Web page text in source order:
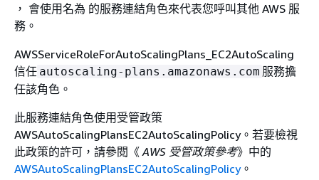
， 會使用名為 的服務連結角色來代表您呼叫其他 AWS 服
務。
AWSServiceRoleForAutoScalingPlans_EC2AutoScaling
信任 autoscaling-plans.amazonaws.com 服務擔
任該角色。
此服務連結角色使用受管政策
AWSAutoScalingPlansEC2AutoScalingPolicy。若要檢視
此政策的許可，請參閱《 AWS 受管政策參考》中的
AWSAutoScalingPlansEC2AutoScalingPolicy。